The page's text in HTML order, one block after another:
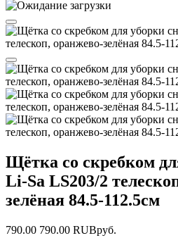
Щётка со скребком
Li-Sa LS203/2
зелёная 84.5-112.5см
790.00 790.00 RUBруб.